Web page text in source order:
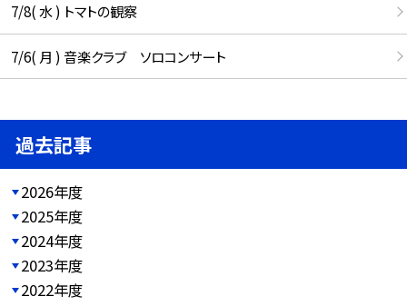
7/8( 水 ) トマトの観察
7/6( 月 ) 音楽クラブ ソロコンサート
過去記事
2026年度
2025年度
2024年度
2023年度
2022年度